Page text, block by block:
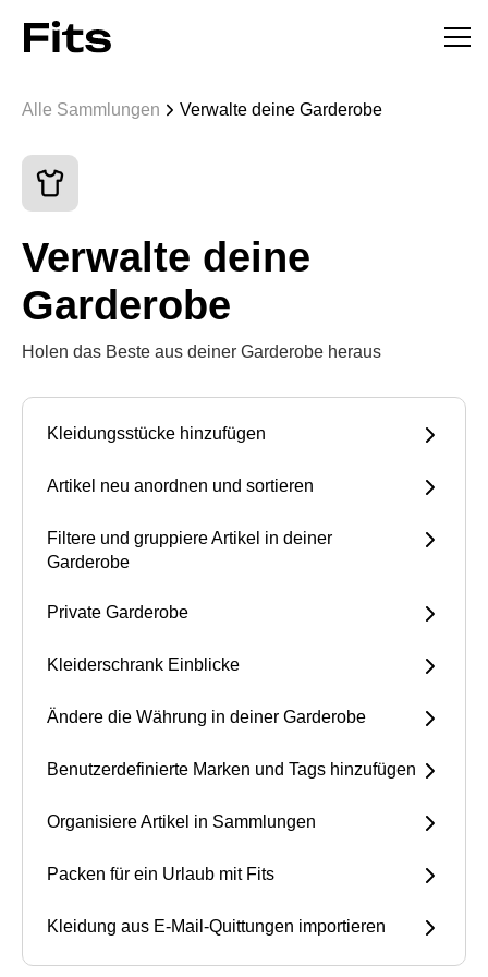
Alle Sammlungen Verwalte deine Garderobe
Verwalte deine
Garderobe
Holen das Beste aus deiner Garderobe heraus
Kleidungsstücke hinzufügen
Artikel neu anordnen und sortieren
Filtere und gruppiere Artikel in deiner
Garderobe
Private Garderobe
Kleiderschrank Einblicke
Ändere die Währung in deiner Garderobe
Benutzerdefinierte Marken und Tags hinzufügen
Organisiere Artikel in Sammlungen
Packen für ein Urlaub mit Fits
Kleidung aus E-Mail-Quittungen importieren